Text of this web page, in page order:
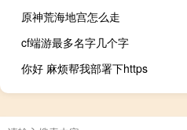
原神荒海地宫怎么走
cf端游最多名字几个字
你好 麻烦帮我部署下https